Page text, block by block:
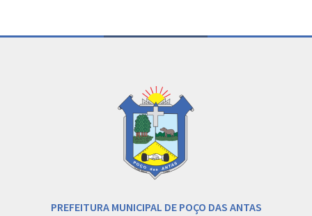
PREFEITURA MUNICIPAL DE POÇO DAS ANTAS